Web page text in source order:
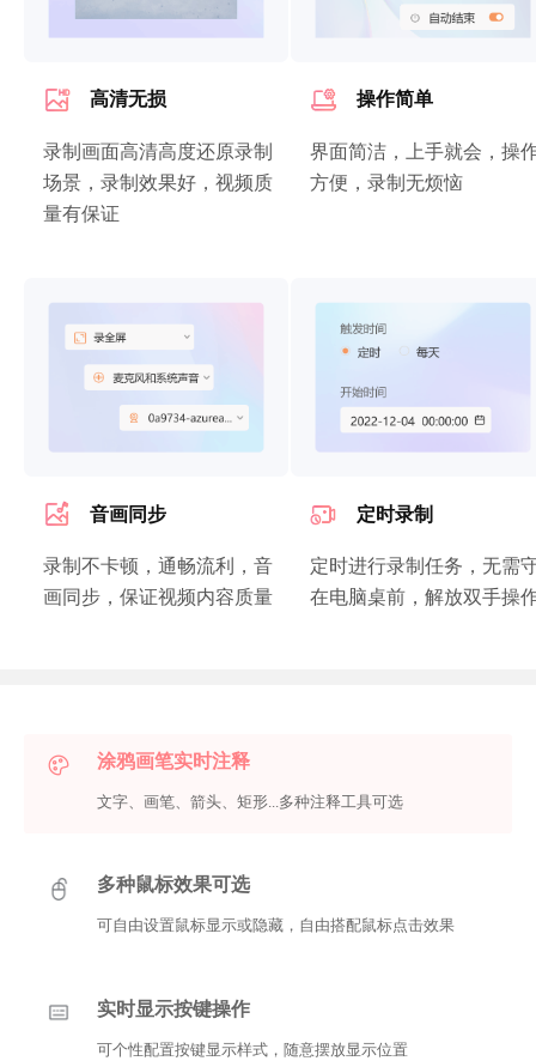
高清无损
录制画面高清高度还原录制
场景，录制效果好，视频质
量有保证
操作简单
界面简洁，上手就会，操
方便，录制无烦恼
音画同步
录制不卡顿，通畅流利，音
画同步，保证视频内容质量
定时录制
定时进行录制任务，无需
在电脑桌前，解放双手操
涂鸦画笔实时注释
文字、画笔、箭头、矩形...多种注释工具可选
多种鼠标效果可选
可自由设置鼠标显示或隐藏，自由搭配鼠标点击效果
实时显示按键操作
可个性配置按键显示样式，随意摆放显示位置